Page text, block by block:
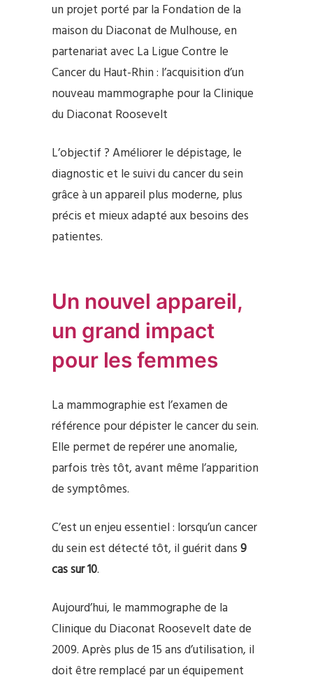
un projet porté par la Fondation de la
maison du Diaconat de Mulhouse, en
partenariat avec La Ligue Contre le
Cancer du Haut-Rhin : l’acquisition d’un
nouveau mammographe pour la Clinique
du Diaconat Roosevelt
L’objectif ? Améliorer le dépistage, le
diagnostic et le suivi du cancer du sein
grâce à un appareil plus moderne, plus
précis et mieux adapté aux besoins des
patientes.
Un nouvel appareil,
un grand impact
pour les femmes
La mammographie est l’examen de
référence pour dépister le cancer du sein.
Elle permet de repérer une anomalie,
parfois très tôt, avant même l’apparition
de symptômes.
C’est un enjeu essentiel : lorsqu’un cancer
du sein est détecté tôt, il guérit dans9
cas sur 10.
Aujourd’hui, le mammographe de la
Clinique du Diaconat Roosevelt date de
2009. Après plus de 15 ans d’utilisation, il
doit être remplacé par un équipement